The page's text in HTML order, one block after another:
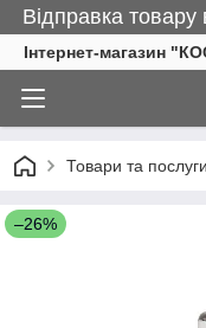
Відправка товару
Інтернет-магазин
Товари та послуги
–26%